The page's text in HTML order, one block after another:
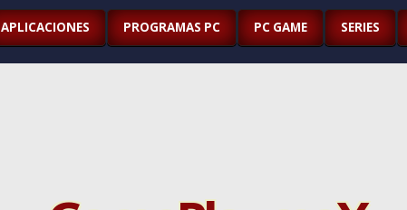
APLICACIONES PROGRAMAS PC PC GAME SERIES